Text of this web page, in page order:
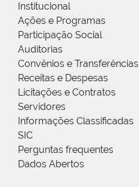
Institucional
Ações e Programas
Participação Social
Auditorias
Convênios e Transferências
Receitas e Despesas
Licitações e Contratos
Servidores
Informações Classificadas
SIC
Perguntas frequentes
Dados Abertos